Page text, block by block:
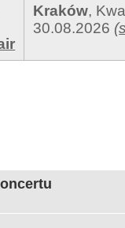
Kraków,
30.08.2026 (